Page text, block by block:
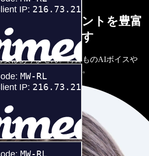
な声とアクセントを豊富
り揃えています
要はありません。何百ものAIボイスや
、細かく調整できます。